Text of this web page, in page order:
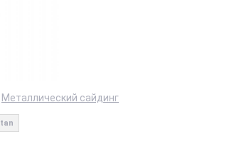
Металлический сайдинг